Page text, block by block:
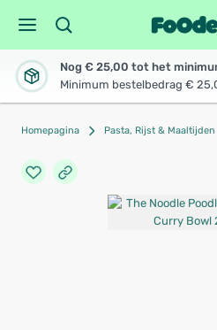
Nog € 25,00 tot het
Minimum bestelbedrag €
Homepagina Pasta, Rijst & Maaltijden